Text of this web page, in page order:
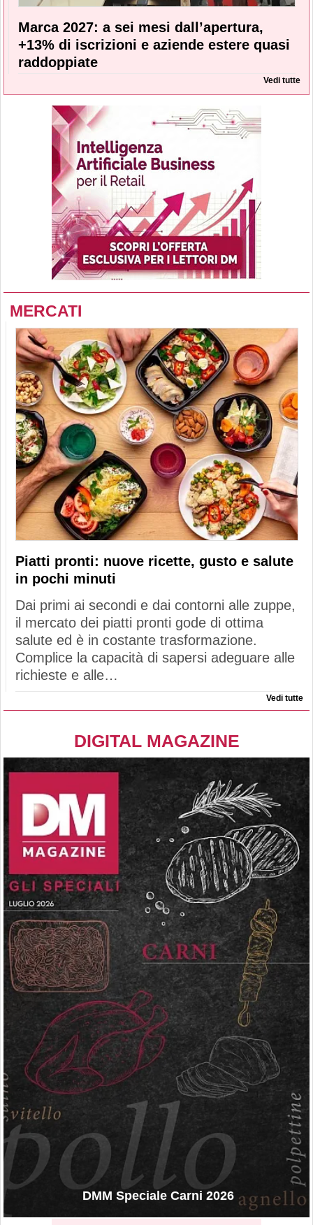
Marca 2027: a sei mesi dall’apertura,
+13% di iscrizioni e aziende estere quasi
raddoppiate
Vedi tutte
MERCATI
Piatti pronti: nuove ricette, gusto e salute
in pochi minuti
Dai primi ai secondi e dai contorni alle zuppe,
il mercato dei piatti pronti gode di ottima
salute ed è in costante trasformazione.
Complice la capacità di sapersi adeguare alle
richieste e alle…
Vedi tutte
DIGITAL MAGAZINE
DMM Speciale Carni 2026